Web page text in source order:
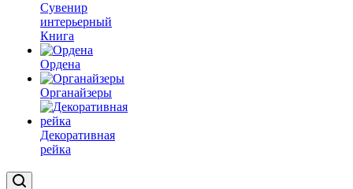
Сувенир
интерьерный
Книга
Ордена
Органайзеры
Декоративная
рейка